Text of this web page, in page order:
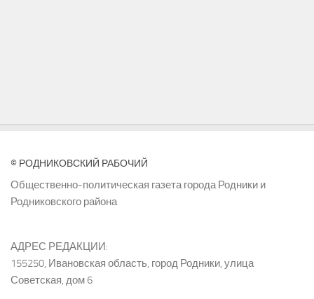
© РОДНИКОВСКИЙ РАБОЧИЙ
Общественно-политическая газета города Родники и
Родниковского района
АДРЕС РЕДАКЦИИ:
155250, Ивановская область, город Родники, улица
Советская, дом 6